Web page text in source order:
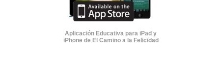
Aplicación Educativa para iPad y
iPhone de El Camino a la Felicidad